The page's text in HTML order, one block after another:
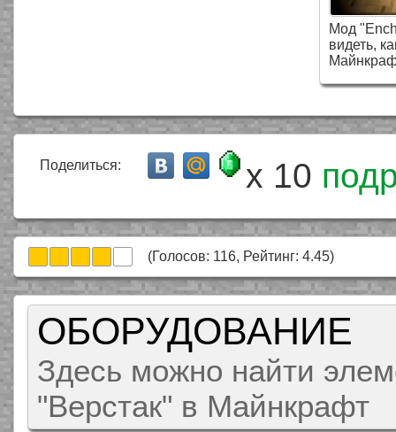
Мод
видеть,
Поделиться: x 10
(Голосов: 116, Рейтинг: 4.45)
ОБОРУДОВАНИЕ
Здесь можно найти
"Верстак" в Майнкрафт